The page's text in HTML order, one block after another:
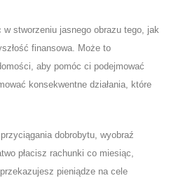
stworzeniu jasnego obrazu tego, jak
finansowa. Może to
aby pomóc ci podejmować
konsekwentne działania, które
dobrobytu, wyobraź
płacisz rachunki co miesiąc,
pieniądze na cele